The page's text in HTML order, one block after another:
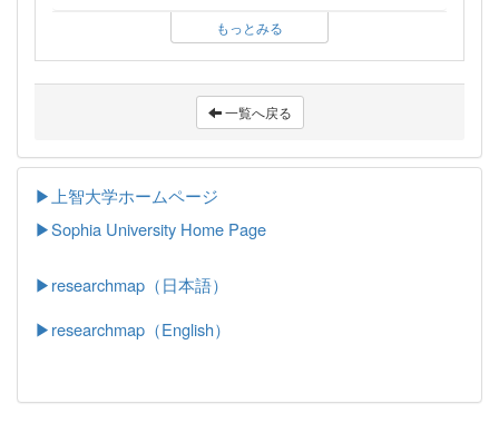
もっとみる
一覧へ戻る
▶上智大学ホームページ
▶Sophia University Home Page
▶researchmap（日本語）
▶researchmap（English）